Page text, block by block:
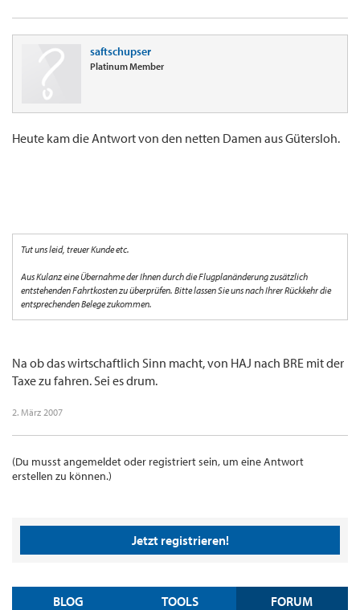
saftschupser
Platinum Member
Heute kam die Antwort von den netten Damen aus Gütersloh.
Tut uns leid, treuer Kunde etc.
Aus Kulanz eine Übernahme der Ihnen durch die Flugplanänderung zusätzlich
entstehenden Fahrtkosten zu überprüfen. Bitte lassen Sie uns nach Ihrer Rückkehr die
entsprechenden Belege zukommen.
Na ob das wirtschaftlich Sinn macht, von HAJ nach BRE mit der
Taxe zu fahren. Sei es drum.
2. März 2007
(Du musst angemeldet oder registriert sein, um eine Antwort
erstellen zu können.)
Jetzt registrieren!
BLOG TOOLS FORUM